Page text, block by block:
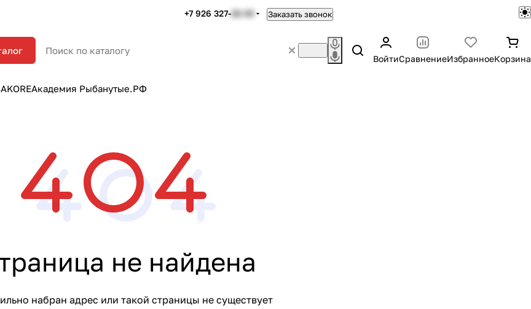
+7 926 327-22-33 Заказать звонок
ВойтиСравнениеИзбранноеКорзина
Академия Рыбанутые.РФ
не найдена
набран адрес или такой страницы не существует